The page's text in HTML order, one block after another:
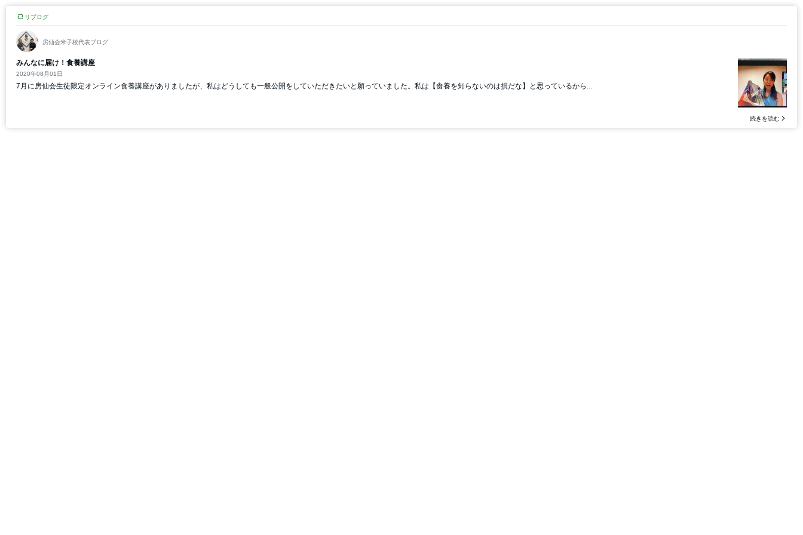
リブログ
房仙会米子校代表ブログ
みんなに届け！食養講座
2020年08月01日
7月に房仙会生徒限定オンライン食養講座がありましたが、私はどうしても一般公開をしていただきたいと願っていました。私は【食養を知らないのは損だな】と思っているから...
続きを読む